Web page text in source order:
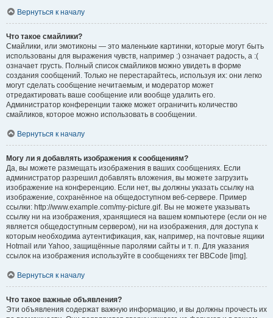
Вернуться к началу
Что такое смайлики?
Смайлики, или эмотиконы — это маленькие картинки, которые могут быть
использованы для выражения чувств, например :) означает радость, а :(
означает грусть. Полный список смайликов можно увидеть в форме
создания сообщений. Только не перестарайтесь, используя их: они легко
могут сделать сообщение нечитаемым, и модератор может
отредактировать ваше сообщение или вообще удалить его.
Администратор конференции также может ограничить количество
смайликов, которое можно использовать в сообщении.
Вернуться к началу
Могу ли я добавлять изображения к сообщениям?
Да, вы можете размещать изображения в ваших сообщениях. Если
администратор разрешил добавлять вложения, вы можете загрузить
изображение на конференцию. Если нет, вы должны указать ссылку на
изображение, сохранённое на общедоступном веб-сервере. Пример
ссылки: http://www.example.com/my-picture.gif. Вы не можете указывать
ссылку ни на изображения, хранящиеся на вашем компьютере (если он не
является общедоступным сервером), ни на изображения, для доступа к
которым необходима аутентификация, как, например, на почтовые ящики
Hotmail или Yahoo, защищённые паролями сайты и т. п. Для указания
ссылок на изображения используйте в сообщениях тег BBCode [img].
Вернуться к началу
Что такое важные объявления?
Эти объявления содержат важную информацию, и вы должны прочесть их